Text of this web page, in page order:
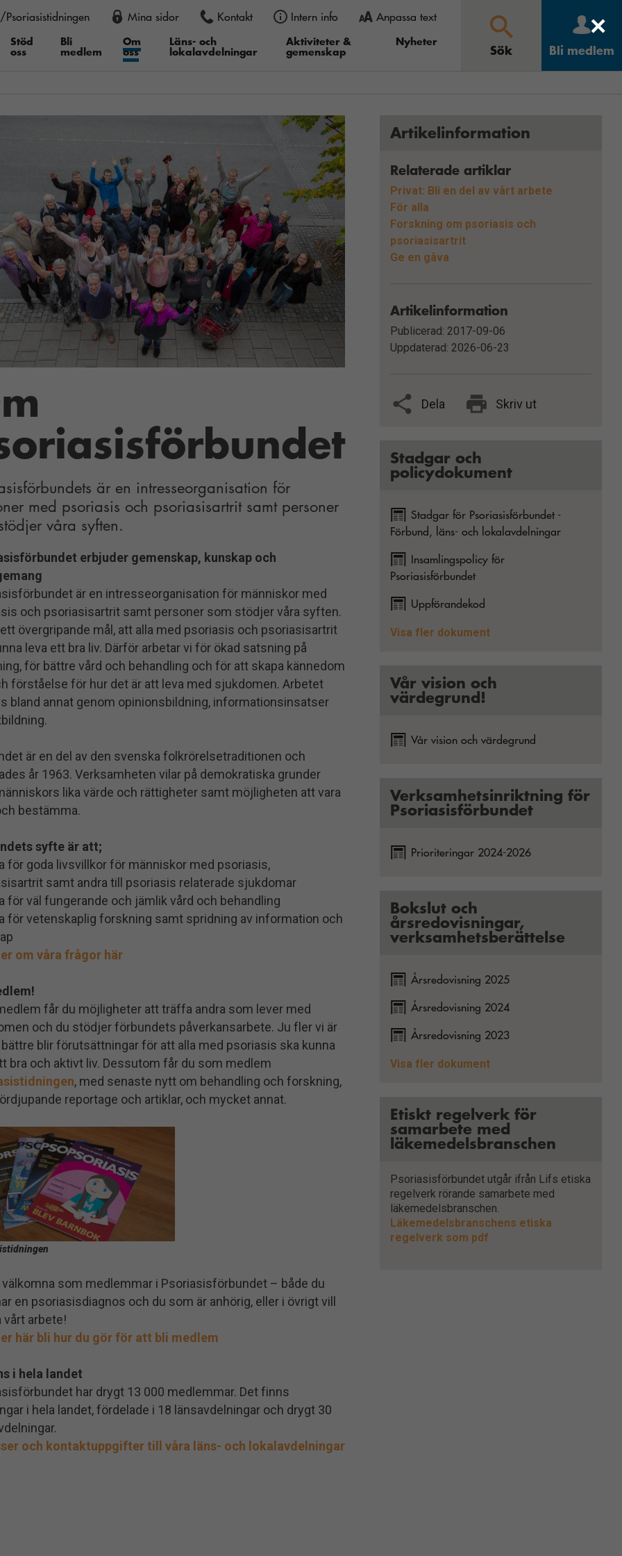
också justera storleken permanent i din webbläsare, genom att gå in under
därefter ”Textstorlek”, i Google Chrome ”Zooma in” eller ”Zooma ut” och i Opera
Mindre Återställ
Psoriasistidningen Mina sidor Kontakt Intern info
Anpassa text
Stöd
oss
Bli
medlem
Om
oss
Läns- och
lokalavdelningar
Aktiviteter &
gemenskap
Nyheter
Sök Bli medlem
är en intresseorganisation för
med psoriasis och psoriasisartrit samt personer
våra syften.
erbjuder gemenskap, kunskap och
är en intresseorganisation för människor med
och psoriasisartrit samt personer som stödjer våra syften.
övergripande mål, att alla med psoriasis och psoriasisartrit
leva ett bra liv. Därför arbetar vi för ökad satsning på
för bättre vård och behandling och för att skapa kännedom
förståelse för hur det är att leva med sjukdomen. Arbetet
bland annat genom opinionsbildning, informationsinsatser
är en del av den svenska folkrörelsetraditionen och
år 1963. Verksamheten vilar på demokratiska grunder
lika värde och rättigheter samt möjligheten att vara
bestämma.
syfte är att;
för goda livsvillkor för människor med psoriasis,
samt andra till psoriasis relaterade sjukdomar
för väl fungerande och jämlik vård och behandling
för vetenskaplig forskning samt spridning av information och
om våra frågor här
får du möjligheter att träffa andra som lever med
och du stödjer förbundets påverkansarbete. Ju fler vi är
blir förutsättningar för att alla med psoriasis ska kunna
bra och aktivt liv. Dessutom får du som medlem
, med senaste nytt om behandling och forskning,
reportage och artiklar, och mycket annat.
välkomna som medlemmar i Psoriasisförbundet – både du
en psoriasisdiagnos och du som är anhörig, eller i övrigt vill
vårt arbete!
här bli hur du gör för att bli medlem
i hela landet
har drygt 13 000 medlemmar. Det finns
i hela landet, fördelade i 18 länsavdelningar och drygt 30
och kontaktuppgifter till våra läns- och lokalavdelningar
Artikelinformation
Relaterade artiklar
Privat: Bli en del av vårt arbete
För alla
Forskning om psoriasis och
psoriasisartrit
Ge en gåva
Artikelinformation
Publicerad: 2017-09-06
Uppdaterad: 2026-06-23
Dela Skriv ut
Stadgar och
policydokument
Stadgar för Psoriasisförbundet -
Förbund, läns- och lokalavdelningar
Insamlingspolicy för
Psoriasisförbundet
Uppförandekod
Psoriasisförbundets policy för att
Visa fler dokument
Vår vision och
värdegrund!
Vår vision och värdegrund
Verksamhetsinriktning för
Psoriasisförbundet
Prioriteringar 2024-2026
Bokslut och
årsredovisningar,
verksamhetsberättelse
Årsredovisning 2025
Årsredovisning 2024
Årsredovisning 2023
Årsredovisning 2022
Visa fler dokument
Etiskt regelverk för
samarbete med
läkemedelsbranschen
Psoriasisförbundet utgår ifrån Lifs etiska
regelverk rörande samarbete med
läkemedelsbranschen.
Läkemedelsbranschens etiska
regelverk som pdf
×